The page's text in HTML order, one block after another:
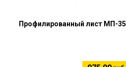
Профилированный лист МП-